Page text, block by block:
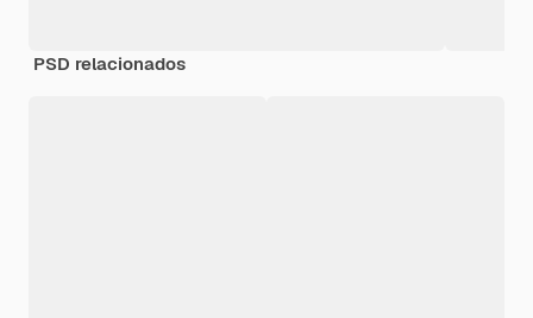
PSD relacionados